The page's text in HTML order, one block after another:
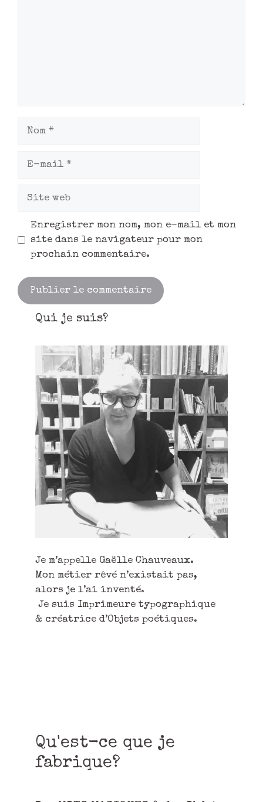
Enregistrer mon nom, mon e-mail et mon
site dans le navigateur pour mon
prochain commentaire.
Qui je suis?
Je m’appelle Gaëlle Chauveaux.
Mon métier rêvé n’existait pas,
alors je l’ai inventé.
Je suis Imprimeure typographique
& créatrice d’Objets poétiques.
Qu'est-ce que je
fabrique?